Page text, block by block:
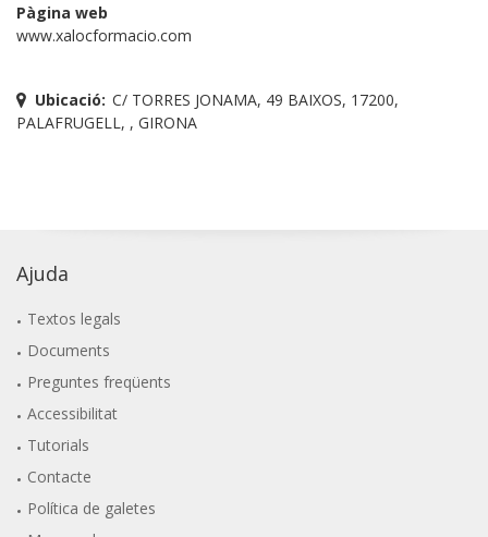
Pàgina web
www.xalocformacio.com
Ubicació: C/ TORRES JONAMA, 49 BAIXOS, 17200,
PALAFRUGELL, , GIRONA
Ajuda
Textos legals
Documents
Preguntes freqüents
Accessibilitat
Tutorials
Contacte
Política de galetes